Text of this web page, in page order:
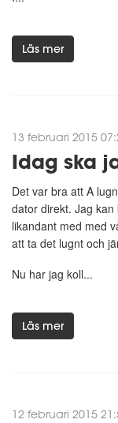
Läs mer
13 februari 2015
Idag ska
Det var bra att A
dator direkt. Jag
likandant med med
att ta det lugnt och
Nu har jag koll...
Läs mer
12 februari 2015